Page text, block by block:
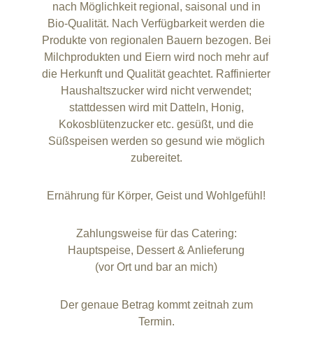
nach Möglichkeit regional, saisonal und in
Bio-Qualität. Nach Verfügbarkeit werden die
Produkte von regionalen Bauern bezogen. Bei
Milchprodukten und Eiern wird noch mehr auf
die Herkunft und Qualität geachtet. Raffinierter
Haushaltszucker wird nicht verwendet;
stattdessen wird mit Datteln, Honig,
Kokosblütenzucker etc. gesüßt, und die
Süßspeisen werden so gesund wie möglich
zubereitet.
Ernährung für Körper, Geist und Wohlgefühl!
Zahlungsweise für das Catering:
Hauptspeise, Dessert & Anlieferung
(vor Ort und bar an mich)
Der genaue Betrag kommt zeitnah zum
Termin.